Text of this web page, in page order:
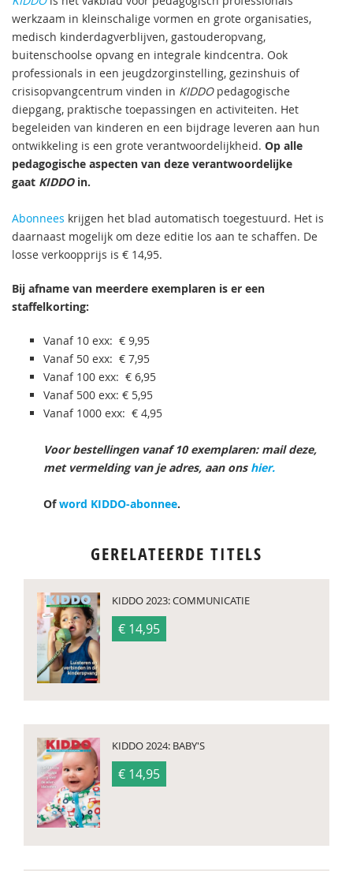
werkzaam in kleinschalige vormen en grote organisaties,
medisch kinderdagverblijven, gastouderopvang,
buitenschoolse opvang en integrale kindcentra. Ook
professionals in een jeugdzorginstelling, gezinshuis of
crisisopvangcentrum vinden in KIDDOpedagogische
diepgang, praktische toepassingen en activiteiten. Het
begeleiden van kinderen en een bijdrage leveren aan hun
ontwikkeling is een grote verantwoordelijkheid. Op alle
pedagogische aspecten van deze verantwoordelijke
gaat KIDDOin.
Abonnees krijgen het blad automatisch toegestuurd. Het is
daarnaast mogelijk om deze editie los aan te schaffen. De
losse verkoopprijs is € 14,95.
Bij afname van meerdere exemplaren is er een
staffelkorting:
Vanaf 10 exx: € 9,95
Vanaf 50 exx: € 7,95
Vanaf 100 exx: € 6,95
Vanaf 500 exx: € 5,95
Vanaf 1000 exx: € 4,95
Voor bestellingen vanaf 10 exemplaren: mail deze,
met vermelding van je adres, aan ons hier.
Ofword KIDDO-abonnee.
GERELATEERDE TITELS
KIDDO 2023: COMMUNICATIE
€ 14,95
KIDDO 2024: BABY'S
€ 14,95